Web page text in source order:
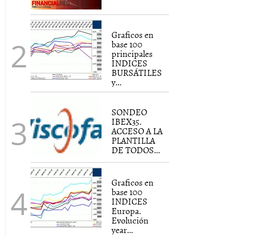
Graficos en
base 100
principales
INDICES
BURSÁTILES
y...
SONDEO
IBEX35.
ACCESO A LA
PLANTILLA
DE TODOS...
Graficos en
base 100
INDICES
Europa.
Evolución
year...